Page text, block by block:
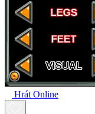
Hrát Online